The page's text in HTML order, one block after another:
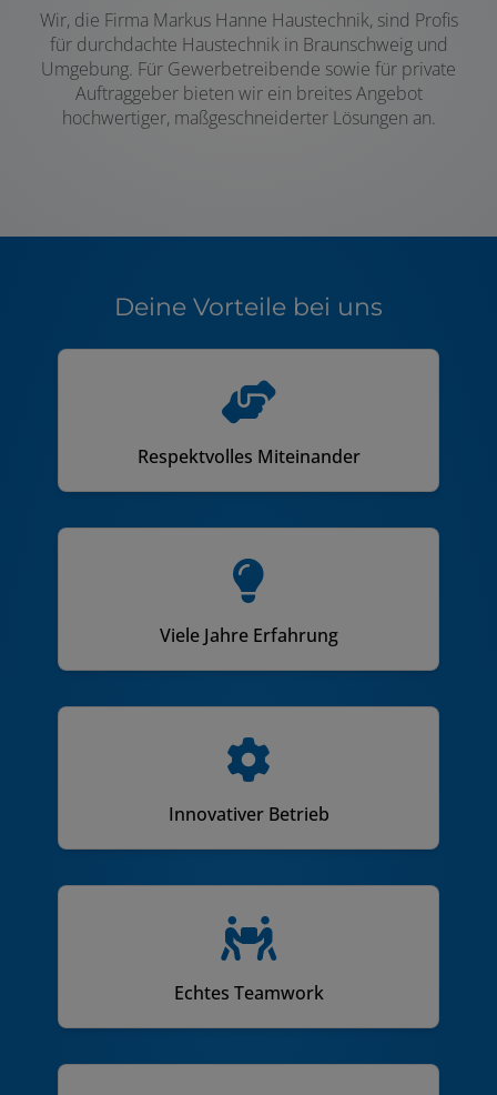
Wir, die Firma Markus Hanne Haustechnik, sind Profis
für durchdachte Haustechnik in Braunschweig und
Umgebung. Für Gewerbetreibende sowie für private
Auftraggeber bieten wir ein breites Angebot
hochwertiger, maßgeschneiderter Lösungen an.
Deine Vorteile bei uns
Respektvolles Miteinander
Viele Jahre Erfahrung
Innovativer Betrieb
Echtes Teamwork